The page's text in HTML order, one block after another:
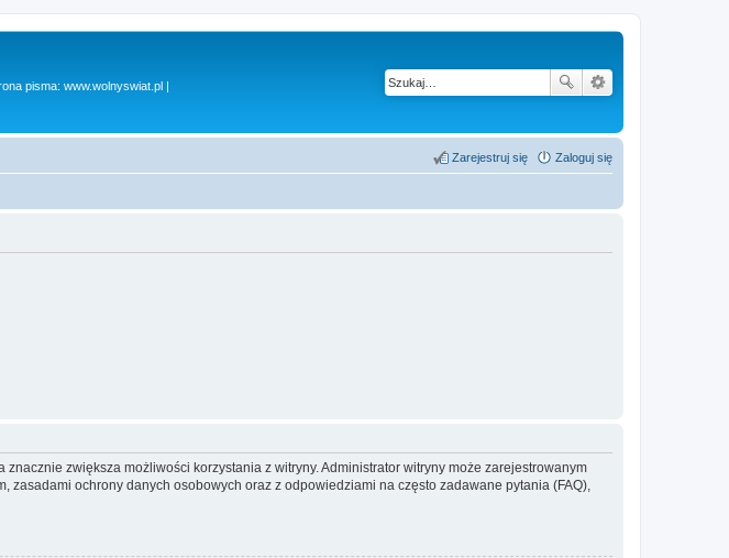
pisma: www.wolnyswiat.pl |
Zaloguj się
Zarejestruj się
zwiększa możliwości korzystania z witryny. Administrator witryny może zarejestrowanym
ochrony danych osobowych oraz z odpowiedziami na często zadawane pytania (FAQ),